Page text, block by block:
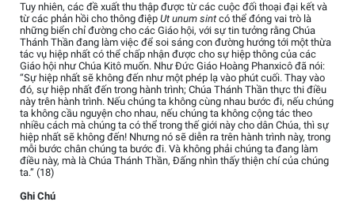
Tuy nhiên, các đề xuất thu thập được từ các cuộc đối thoại đại kết và
từ các phản hồi cho thông điệp Ut unum sint có thể đóng vai trò là
những biển chỉ đường cho các Giáo hội, với sự tin tưởng rằng Chúa
Thánh Thần đang làm việc để soi sáng con đường hướng tới một thừa
tác vụ hiệp nhất có thể chấp nhận được cho sự hiệp thông của các
Giáo hội như Chúa Kitô muốn. Như Đức Giáo Hoàng Phanxicô đã nói:
“Sự hiệp nhất sẽ không đến như một phép lạ vào phút cuối. Thay vào
đó, sự hiệp nhất đến trong hành trình; Chúa Thánh Thần thực thi điều
này trên hành trình. Nếu chúng ta không cùng nhau bước đi, nếu chúng
ta không cầu nguyện cho nhau, nếu chúng ta không cộng tác theo
nhiều cách mà chúng ta có thể trong thế giới này cho dân Chúa, thì sự
hiệp nhất sẽ không đến! Nhưng nó sẽ diễn ra trên hành trình này, trong
mỗi bước chân chúng ta bước đi. Và không phải chúng ta đang làm
điều này, mà là Chúa Thánh Thần, Đấng nhìn thấy thiện chí của chúng
ta.” (18)
Ghi Chú